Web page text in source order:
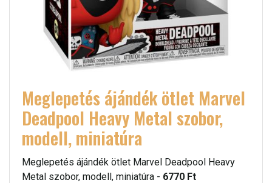
Meglepetés ájándék ötlet Marvel
Deadpool Heavy Metal szobor,
modell, miniatúra
Meglepetés ájándék ötlet Marvel Deadpool Heavy
Metal szobor, modell, miniatúra - 6770 Ft